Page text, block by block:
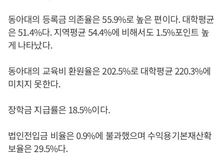
동아대의 등록금 의존율은 55.9%로 높은 편이다. 대학평균
은 51.4%다. 지역평균 54.4%에 비해서도 1.5%포인트 높
게 나타났다.
동아대의 교육비 환원율은 202.5%로 대학평균 220.3%에
미치지 못한다.
장학금 지급률은 18.5%이다.
법인전입금 비율은 0.9%에 불과했으며 수익용기본재산확
보율은 29.5%다.